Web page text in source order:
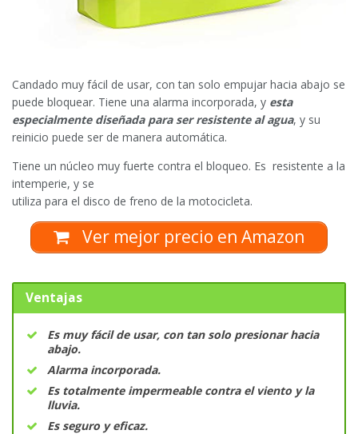
Candado muy fácil de usar, con tan solo empujar hacia abajo se
puede bloquear. Tiene una alarma incorporada, y esta
especialmente diseñada para ser resistente al agua, y su
reinicio puede ser de manera automática.
Tiene un núcleo muy fuerte contra el bloqueo. Es resistente a la
intemperie, y se
utiliza para el disco de freno de la motocicleta.
Ver mejor precio en Amazon
Ventajas
Es muy fácil de usar, con tan solo presionar hacia
abajo.
Alarma incorporada.
Es totalmente impermeable contra el viento y la
lluvia.
Es seguro y eficaz.